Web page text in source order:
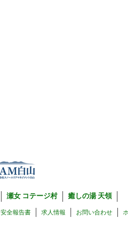
瀬女 コテージ村 癒しの湯 天領
安全報告書 求人情報 お問い合わせ